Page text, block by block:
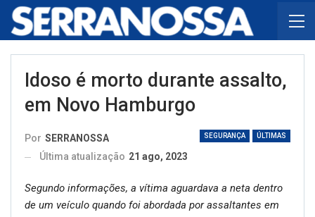
Idoso é morto durante assalto,
em Novo Hamburgo
SEGURANÇA ÚLTIMAS
Por SERRANOSSA
Última atualização 21 ago, 2023
Segundo informações, a vítima aguardava a neta dentro
de um veículo quando foi abordada por assaltantes em